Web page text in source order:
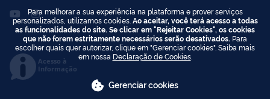
Acesso à
Informação
Para melhorar a sua experiência na plataforma e prover serviços
personalizados, utilizamos cookies. Ao aceitar, você terá acesso a todas
as funcionalidades do site. Se clicar em "Rejeitar Cookies", os cookies
que não forem estritamente necessários serão desativados. Para
escolher quais quer autorizar, clique em "Gerenciar cookies". Saiba mais
em nossa Declaração de Cookies.
Gerenciar cookies